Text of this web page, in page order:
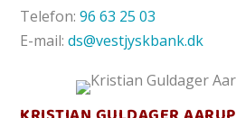
Telefon:96 63 25 03
E-mail:ds@vestjyskbank.dk